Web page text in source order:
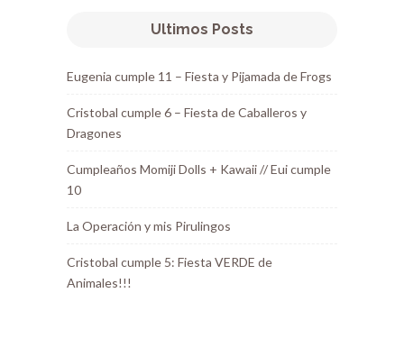
Ultimos Posts
Eugenia cumple 11 – Fiesta y Pijamada de Frogs
Cristobal cumple 6 – Fiesta de Caballeros y
Dragones
Cumpleaños Momiji Dolls + Kawaii // Eui cumple
10
La Operación y mis Pirulingos
Cristobal cumple 5: Fiesta VERDE de
Animales!!!